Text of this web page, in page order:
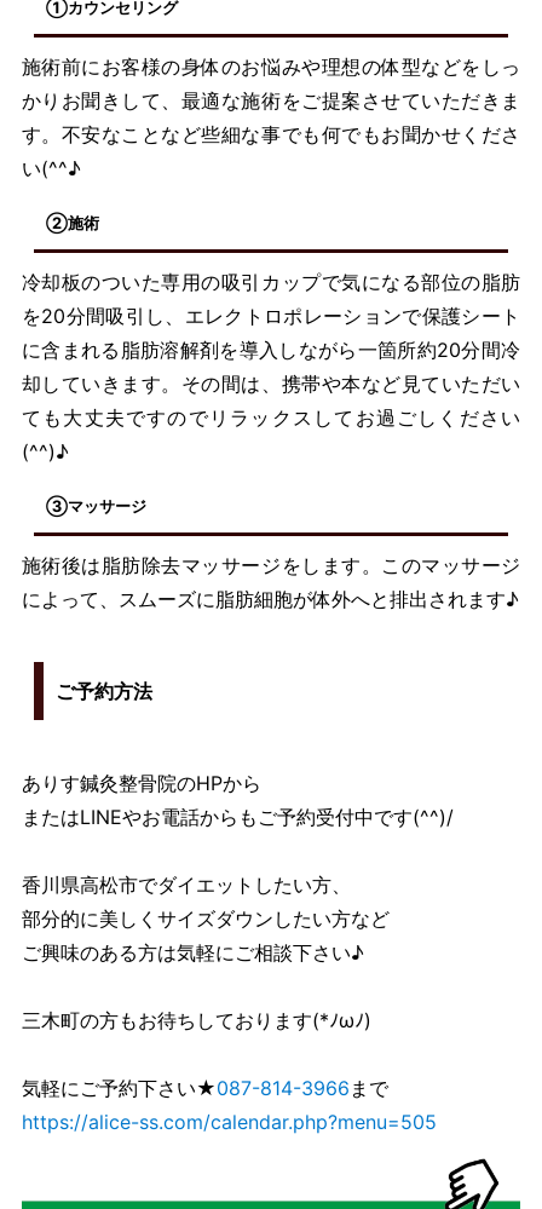
①カウンセリング
施術前にお客様の身体のお悩みや理想の体型などをしっ
かりお聞きして、最適な施術をご提案させていただきま
す。不安なことなど些細な事でも何でもお聞かせくださ
い(^^♪
②施術
冷却板のついた専用の吸引カップで気になる部位の脂肪
を20分間吸引し、エレクトロポレーションで保護シート
に含まれる脂肪溶解剤を導入しながら一箇所約20分間冷
却していきます。その間は、携帯や本など見ていただい
ても大丈夫ですのでリラックスしてお過ごしください
(^^)♪
③マッサージ
施術後は脂肪除去マッサージをします。このマッサージ
によって、スムーズに脂肪細胞が体外へと排出されます♪
ご予約方法
ありす鍼灸整骨院のHPから
またはLINEやお電話からもご予約受付中です(^^)/
香川県高松市でダイエットしたい方、
部分的に美しくサイズダウンしたい方など
ご興味のある方は気軽にご相談下さい♪
三木町の方もお待ちしております(*ﾉωﾉ)
気軽にご予約下さい★087-814-3966 まで
https://alice-ss.com/calendar.php?menu=505